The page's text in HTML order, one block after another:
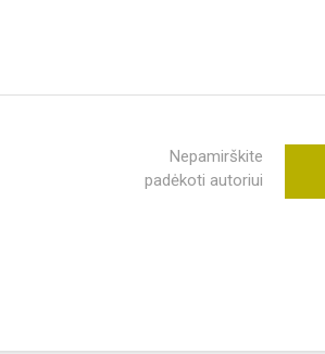
Nepamirškite
padėkoti autoriui